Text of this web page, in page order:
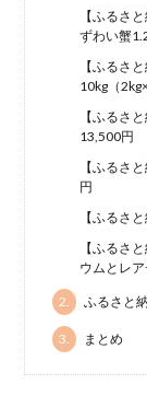
【ふるさ
ずわい蟹
【ふるさ
10kg（
【ふるさ
13,500円
【ふるさ
円
【ふるさ
【ふるさ
ウムとレ
2. ふるさと
3. まとめ